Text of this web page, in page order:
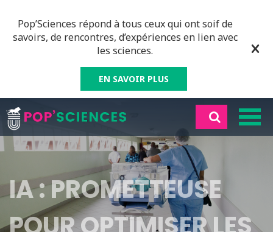
Pop’Sciences répond à tous ceux qui ont soif de
savoirs, de rencontres, d’expériences en lien avec
les sciences.
EN SAVOIR PLUS
IA : PROMETTEUSE